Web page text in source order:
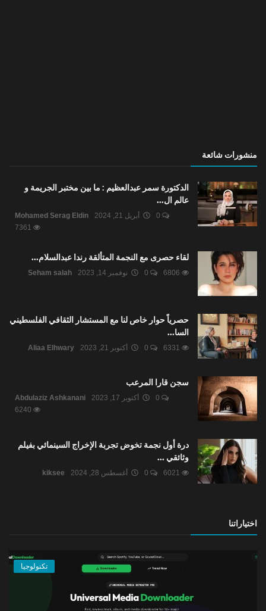
منشورات شائعة
الدكتورة سمر عبدالعظيم : ما بين مختبر الجريمة و
عالم ال...
Mohamed Serag Eldin أبريل 21, 2024
لقاء حصرى مع النجمة المتألقة رندا عبدالسلام...
Seham salah نوفمبر 14, 2023
حصرياً حوار خاص لنا مع المستشار الثقافي الفلسطيني
السا...
Aliaa Elhwary أكتوبر 21, 2023
سجن قارا المرعب
Abdulaziz Ashkanani أكتوبر 17, 2023
درة أول نجمة تخوض تجربة الإخراج السينمائي بفيلم
وثائقي ...
kiksee أغسطس 28, 2024
اختياراتنا
تكنولوجيا